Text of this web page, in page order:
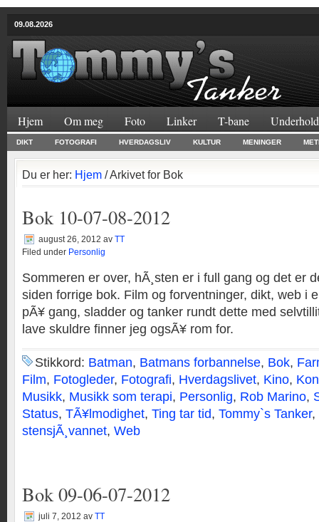
09.08.2026
Hjem Om meg Foto Linker T-bane
DIKT FOTOGRAFI HVERDAGSLIV KULTUR MENINGER
Du er her: Hjem / Arkivet for Bok
Bok 10-07-08-2012
august 26, 2012 av TT
Filed under Personlig
Sommeren er over, hÃ¸sten er i full gang og det er
siden forrige bok. Film og forventninger, dikt, web i
pÃ¥ gang, sladder og tanker rundt dette med
lave skuldre finner jeg ogsÃ¥ rom for.
Stikkord: Batman, Batmans forbannelse, Bok,
Film, Fotogleder, Fotografi, Hverdagslivet, Kino,
Musikk, Musikk som terapi, Personlig, Rob Marino,
Status, TÃ¥lmodighet, Ting tar tid, Tommy`s Tanker,
stensjÃ¸vannet, Web
Bok 09-06-07-2012
juli 7, 2012 av TT